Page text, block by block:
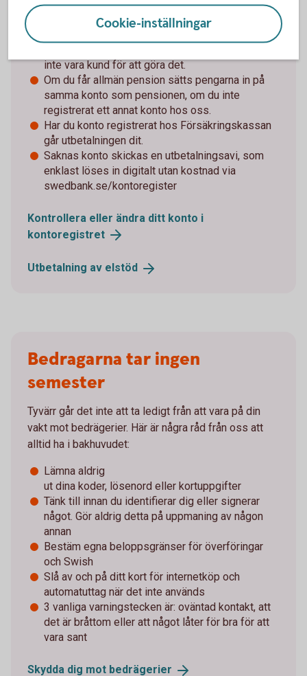
vad som gäller för att få utbetalningen.
Har du registrerat ett konto i vårt kontoregister
inte vara kund för att göra det.
Om du får allmän pension sätts pengarna in på
samma konto som pensionen, om du inte
registrerat ett annat konto hos oss.
Har du konto registrerat hos Försäkringskassan
går utbetalningen dit.
Saknas konto skickas en utbetalningsavi, som
enklast löses in digitalt utan kostnad via
swedbank.se/kontoregister
Kontrollera eller ändra ditt konto i
kontoregistret
Utbetalning av elstöd
Bedragarna tar ingen
semester
Tyvärr går det inte att ta ledigt från att vara på din
vakt mot bedrägerier. Här är några råd från oss att
alltid ha i bakhuvudet:
Lämna aldrig
ut dina koder, lösenord eller kortuppgifter
Tänk till innan du identifierar dig eller signerar
något. Gör aldrig detta på uppmaning av någon
annan
Bestäm egna beloppsgränser för överföringar
och Swish
Slå av och på ditt kort för internetköp och
automatuttag när det inte används
3 vanliga varningstecken är: oväntad kontakt, att
det är bråttom eller att något låter för bra för att
vara sant
Skydda dig mot bedrägerier
Cookie-inställningar